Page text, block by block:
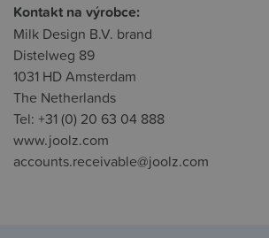
Kontakt na výrobce:
Milk Design B.V. brand
Distelweg 89
1031 HD Amsterdam
The Netherlands
Tel: +31 (0) 20 63 04 888
www.joolz.com
accounts.receivable@joolz.com